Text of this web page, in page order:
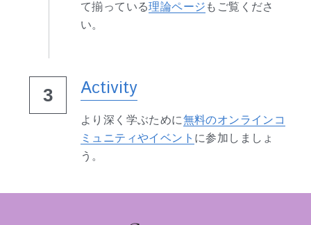
て揃っている理論ページ もご覧くださ
い。
3 Activity
より深く学ぶために無料のオンラインコ
ミュニティやイベント に参加しましょ
う。